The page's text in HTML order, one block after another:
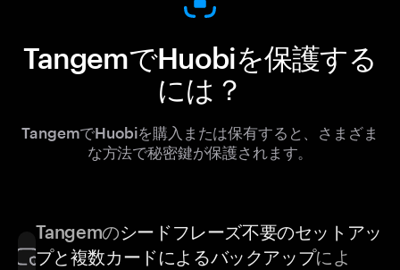
TangemでHuobiを保護する
には？
TangemでHuobiを購入または保有すると、さまざま
な方法で秘密鍵が保護されます。
Tangemのシードフレーズ不要のセットアッ
プと複数カードによるバックアップによ